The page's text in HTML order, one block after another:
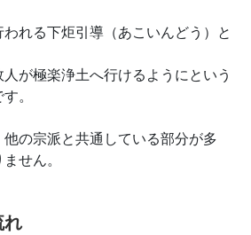
れる下炬引導（あこいんどう）と
が極楽浄土へ行けるようにという
。
の宗派と共通している部分が多
せん。
れ